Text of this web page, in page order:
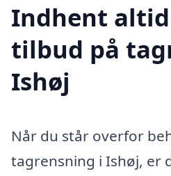
Indhent
tilbud på
Ishøj
Når du står overfor
tagrensning i Ishøj, er